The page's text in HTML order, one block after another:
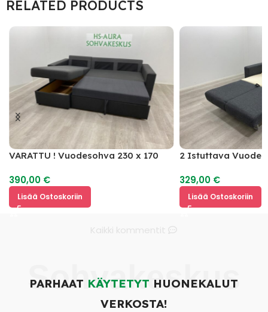
RELATED PRODUCTS
VARATTU ! Vuodesohva 230 x 170
390,00 €
Lisää Ostoskoriin
2 Istuttava
329,00 €
Lisää Ostoskoriin
Sohvakeskus
PARHAAT KÄYTETYT HUONEKALUT
VERKOSTA!